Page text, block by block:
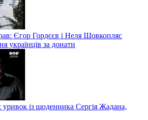
Єгор Гордєєв і Неля Шовкопляс
українців за донати
уривок із щоденника Сергія Жадана,